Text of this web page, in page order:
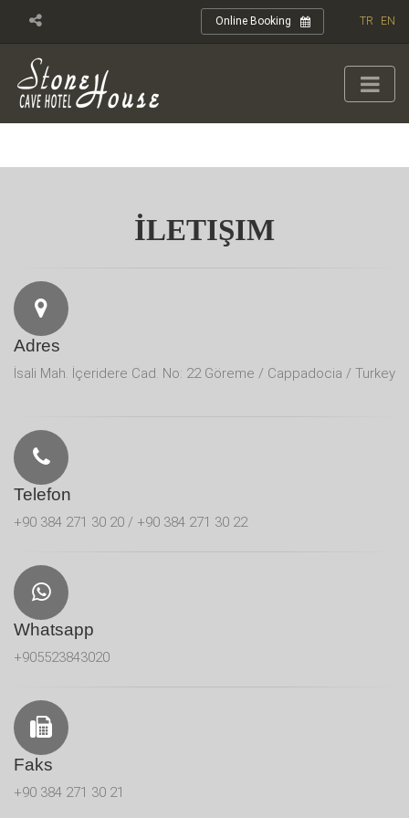
Online Booking TR EN
İLETIŞIM
Adres
İsali Mah. İçeridere Cad. No: 22 Göreme / Cappadocia / Turkey
Telefon
+90 384 271 30 20 / +90 384 271 30 22
Whatsapp
+905523843020
Faks
+90 384 271 30 21